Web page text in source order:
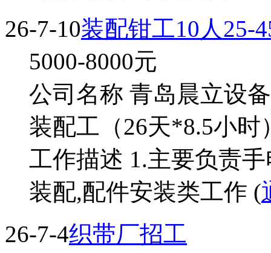
26-7-10装配钳工10人25-
5000-8000元
公司名称 青岛晨立设
装配工（26天*8.5小时
工作描述 1.主要负责
装配,配件安装类工作 (
26-7-4织带厂招工